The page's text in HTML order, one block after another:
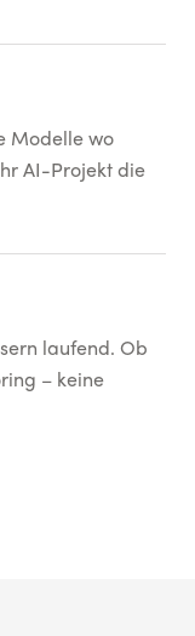
Modelle wo
AI-Projekt die
laufend. Ob
– keine